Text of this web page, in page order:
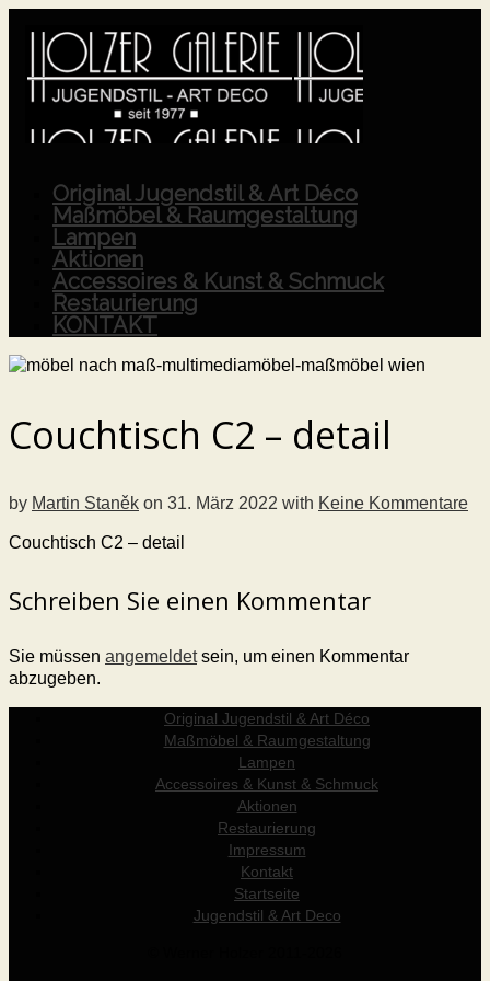
Original Jugendstil & Art Déco
Maßmöbel & Raumgestaltung
Lampen
Aktionen
Accessoires & Kunst & Schmuck
Restaurierung
KONTAKT
Couchtisch C2 – detail
by Martin Staněk on 31. März 2022 with Keine Kommentare
Couchtisch C2 – detail
Schreiben Sie einen Kommentar
Sie müssen angemeldetsein, um einen Kommentar
abzugeben.
Original Jugendstil & Art Déco
Maßmöbel & Raumgestaltung
Lampen
Accessoires & Kunst & Schmuck
Aktionen
Restaurierung
Impressum
Kontakt
Startseite
Jugendstil & Art Deco